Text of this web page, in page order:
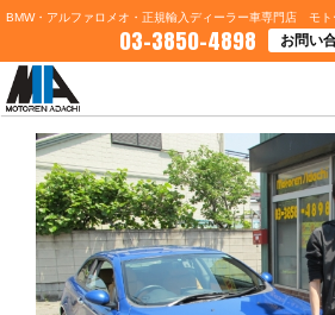
BMW・アルファロメオ・正規輸入ディーラー車専門店 モト
03-3850-4898 お問い
HOME>お客様の声